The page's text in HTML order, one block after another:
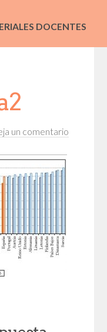
DOCENTES
un comentario